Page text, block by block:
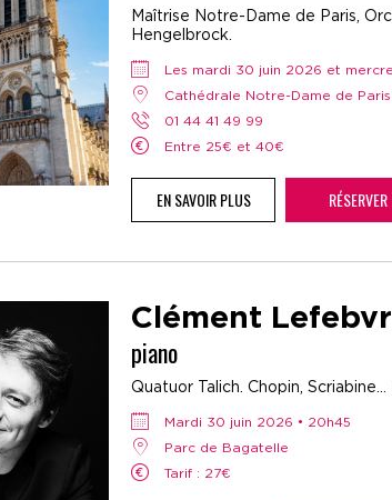
Maîtrise Notre-Dame de Paris,
Hengelbrock.
Les mardi 30 juin 2026 et
Cathédrale Notre-Dame de Paris
01 44 41 49 99
Entre 25€ et 40€
EN SAVOIR PLUS RÉSERVER
Clément
piano
Quatuor Talich. Chopin,
mardi 30 juin 2026 • 20h45
Parc de Bagatelle
Tarif : 27€